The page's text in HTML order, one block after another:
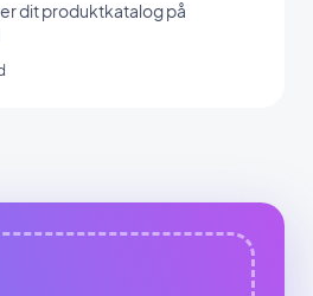
dit produktkatalog på